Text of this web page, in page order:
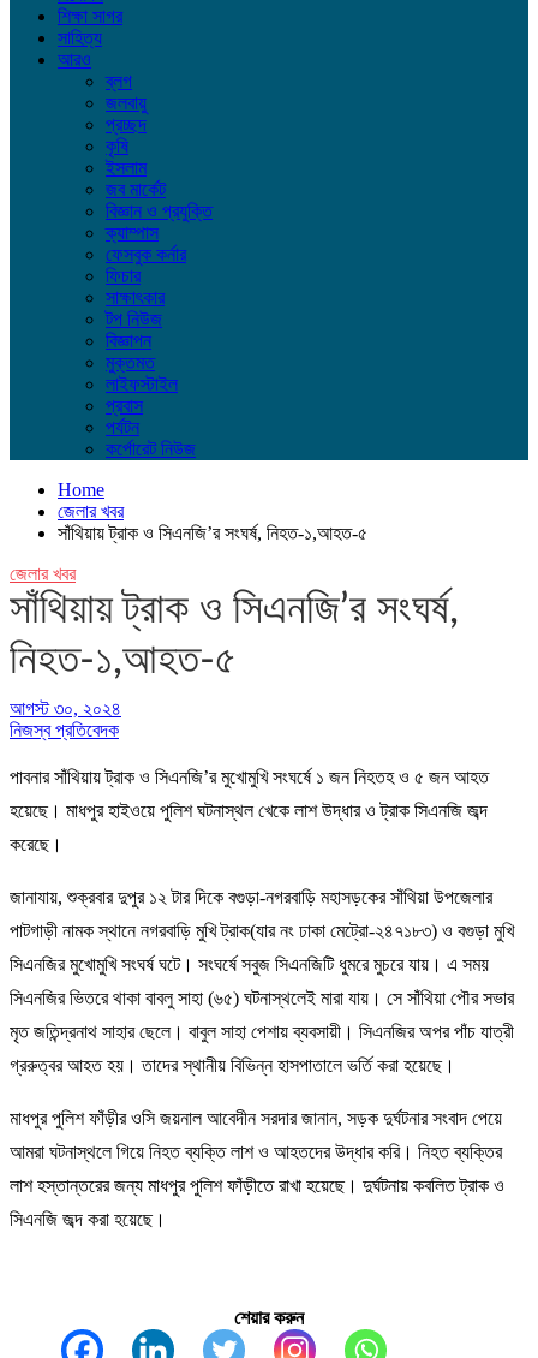
শিক্ষা সাগর
সাহিত্য
আরও
ব্লগ
জলবায়ু
প্রচ্ছদ
কৃষি
ইসলাম
জব মার্কেট
বিজ্ঞান ও প্রযুক্তি
ক্যাম্পাস
ফেসবুক কর্নার
ফিচার
সাক্ষাৎকার
টপ নিউজ
বিজ্ঞাপন
মুক্তমত
লাইফস্টাইল
প্রবাস
পর্যটন
কর্পোরেট নিউজ
Home
জেলার খবর
সাঁথিয়ায় ট্রাক ও সিএনজি’র সংঘর্ষ, নিহত-১,আহত-৫
জেলার খবর
সাঁথিয়ায় ট্রাক ও সিএনজি’র সংঘর্ষ,
নিহত-১,আহত-৫
আগস্ট ৩০, ২০২৪
নিজস্ব প্রতিবেদক
পাবনার সাঁথিয়ায় ট্রাক ও সিএনজি’র মুখোমুখি সংঘর্ষে ১ জন নিহতহ ও ৫ জন আহত
হয়েছে। মাধপুর হাইওয়ে পুলিশ ঘটনাস্থল খেকে লাশ উদ্ধার ও ট্রাক সিএনজি জব্দ
করেছে।
জানাযায়, শুক্রবার দুপুর ১২ টার দিকে বগুড়া-নগরবাড়ি মহাসড়কের সাঁথিয়া উপজেলার
পাটগাড়ী নামক স্থানে নগরবাড়ি মুখি ট্রাক(যার নং ঢাকা মেট্রো-২৪৭১৮৩) ও বগুড়া মুখি
সিএনজির মুখোমুখি সংঘর্ষ ঘটে। সংঘর্ষে সবুজ সিএনজিটি ধুমরে মুচরে যায়। এ সময়
সিএনজির ভিতরে থাকা বাবলু সাহা (৬৫) ঘটনাস্থলেই মারা যায়। সে সাঁথিয়া পৌর সভার
মৃত জতিন্দ্রনাথ সাহার ছেলে। বাবুল সাহা পেশায় ব্যবসায়ী। সিএনজির অপর পাঁচ যাত্রী
গ্ররুত্বর আহত হয়। তাদের স্থানীয় বিভিন্ন হাসপাতালে ভর্তি করা হয়েছে।
মাধপুর পুলিশ ফাঁড়ীর ওসি জয়নাল আবেদীন সরদার জানান, সড়ক দুর্ঘটনার সংবাদ পেয়ে
আমরা ঘটনাস্থলে গিয়ে নিহত ব্যক্তি লাশ ও আহতদের উদ্ধার করি। নিহত ব্যক্তির
লাশ হস্তান্তরের জন্য মাধপুর পুলিশ ফাঁড়ীতে রাখা হয়েছে। দুর্ঘটনায় কবলিত ট্রাক ও
সিএনজি জব্দ করা হয়েছে।
শেয়ার করুন